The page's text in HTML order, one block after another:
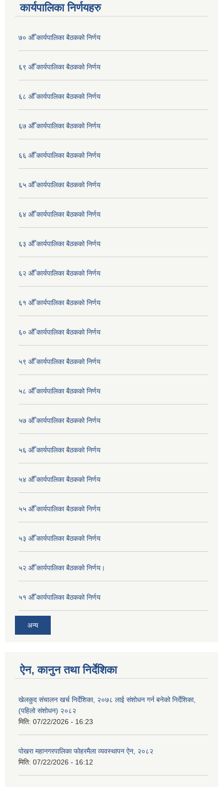
कार्यपालिका निर्णयहरु
७० औँ कार्यपालिका बैठकको निर्णय
६९ औँ कार्यपालिका बैठकको निर्णय
६८ औँ कार्यपालिका बैठकको निर्णय
६७ औँ कार्यपालिका बैठकको निर्णय
६६ औँ कार्यपालिका बैठकको निर्णय
६५ औँ कार्यपालिका बैठकको निर्णय
६४ औँ कार्यपालिका बैठकको निर्णय
६३ औँ कार्यपालिका बैठकको निर्णय
६२ औँ कार्यपालिका बैठकको निर्णय
६१ औँ कार्यपालिका बैठकको निर्णय
६० औँ कार्यपालिका बैठकको निर्णय
५९ औँ कार्यपालिका बैठकको निर्णय
५८ औँ कार्यपालिका बैठकको निर्णय
५७ औँ कार्यपालिका बैठकको निर्णय
५६ औँ कार्यपालिका बैठकको निर्णय
५४ औँ कार्यपालिका बैठकको निर्णय
५५ औँ कार्यपालिका बैठकको निर्णय
५३ औँ कार्यपालिका बैठकको निर्णय
५२ औँ कार्यपालिका बैठकको निर्णय।
५१ औँ कार्यपालिका बैठकको निर्णय
अन्य
ऐन, कानुन तथा निर्देशिका
खेलकुद संचालन खर्च निर्देशिका, २०७८ लाई संशोधन गर्न बनेको निर्देशिका,
(पहिलो संशोधन) २०८२
मिति: 07/22/2026 - 16:23
पोखरा महानगरपालिका फोहरमैला व्यवस्थापन ऐन, २०८२
मिति: 07/22/2026 - 16:12